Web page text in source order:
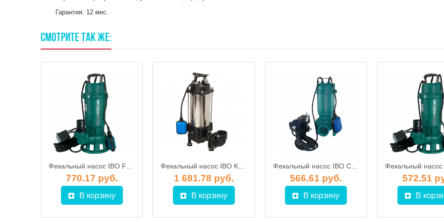
Гарантия: 12 мес.
СМОТРИТЕ ТАКЖЕ:
Фекальный насос IBO FURIATKA 1500 с измельчителем
770.17 руб.
В корзину
Фекальный насос IBO KRAKEN 1800 DF
1 681.78 руб.
В корзину
Фекальный насос IBO CTR 750
566.61 руб.
В корзину
572.51
В